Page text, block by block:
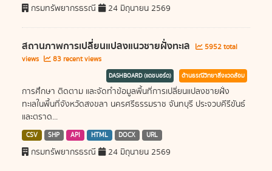
กรมทรัพยากรธรณี 24 มิถุนายน 2569
สถานภาพการเปลี่ยนแปลงแนวชายฝั่งทะเล
5952 total
views
83 recent views
DASHBOARD (แดชบอร์ด) ด้านธรณีวิทยาสิ่งแวดล้อม
การศึกษา ติดตาม และจัดทำข้อมูลพื้นที่การเปลี่ยนแปลงชายฝั่ง
ทะเลในพื้นที่จังหวัดสงขลา นครศรีธรรมราช จันทบุรี ประจวบคีรีขันธ์
และตราด...
CSV SHP API HTML DOCX URL
กรมทรัพยากรธรณี 24 มิถุนายน 2569